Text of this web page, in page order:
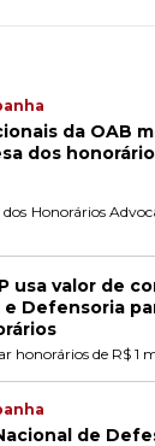
da OAB
dos
dos Honorários
usa valor de
e Defensoria
honorários de R$ 1
de